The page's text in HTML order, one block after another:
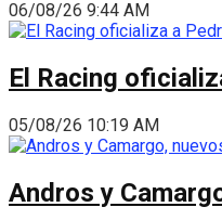
06/08/26 9:44 AM
El Racing
05/08/26 10:19 AM
Andros y